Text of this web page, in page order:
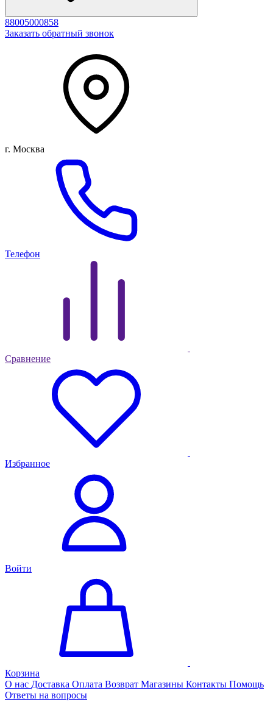
88005000858
Заказать обратный звонок
г. Москва
Телефон
Сравнение
Избранное
Войти
Корзина
О нас Доставка Оплата Возврат Магазины Контакты Помощь
Ответы на вопросы